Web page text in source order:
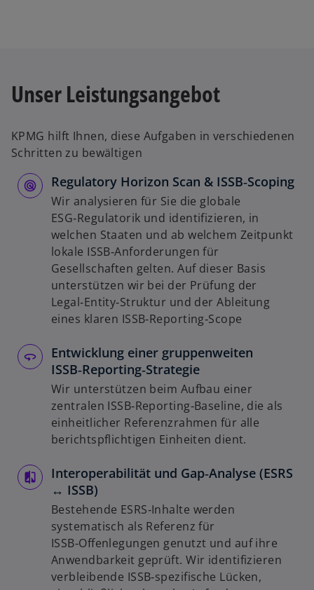
Unser Leistungsangebot
KPMG hilft Ihnen, diese Aufgaben in verschiedenen
Schritten zu bewältigen
Regulatory Horizon Scan & ISSB‑Scoping
Wir analysieren für Sie die globale
ESG‑Regulatorik und identifizieren, in
welchen Staaten und ab welchem Zeitpunkt
lokale ISSB‑Anforderungen für
Gesellschaften gelten. Auf dieser Basis
unterstützen wir bei der Prüfung der
Legal‑Entity‑Struktur und der Ableitung
eines klaren ISSB‑Reporting‑Scope
Entwicklung einer gruppenweiten
ISSB‑Reporting‑Strategie
Wir unterstützen beim Aufbau einer
zentralen ISSB‑Reporting‑Baseline, die als
einheitlicher Referenzrahmen für alle
berichtspflichtigen Einheiten dient.
Interoperabilität und Gap‑Analyse (ESRS
↔ ISSB)
Bestehende ESRS‑Inhalte werden
systematisch als Referenz für
ISSB‑Offenlegungen genutzt und auf ihre
Anwendbarkeit geprüft. Wir identifizieren
verbleibende ISSB‑spezifische Lücken,